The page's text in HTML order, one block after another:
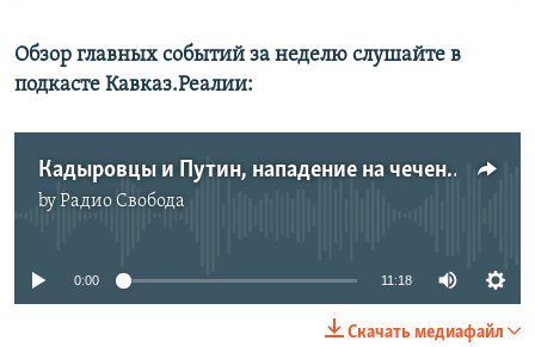
Обзор главных событий за неделю слушайте в
подкасте Кавказ.Реалии:
Кадыровцы и Путин, нападение на чеченцев во Франции и "ингушское дело" | КАВКАЗ.ПОДКАСТ | 19.03.21
byРадио Свобода
No media source currently available
0:00 11:18
Скачать медиафайл